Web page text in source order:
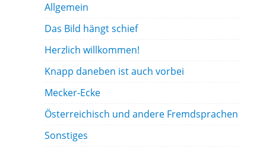
Allgemein
Das Bild hängt schief
Herzlich willkommen!
Knapp daneben ist auch vorbei
Mecker-Ecke
Österreichisch und andere Fremdsprachen
Sonstiges